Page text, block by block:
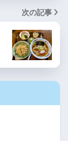
次の記事